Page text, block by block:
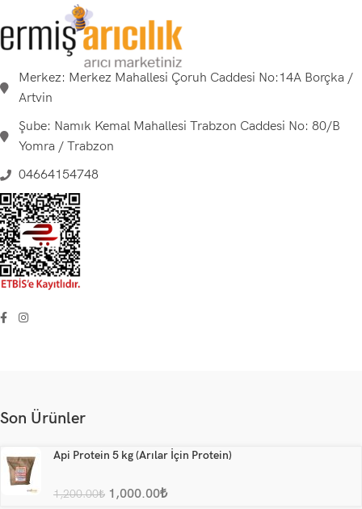
Merkez: Merkez Mahallesi Çoruh Caddesi No:14A Borçka /
Artvin
Şube: Namık Kemal Mahallesi Trabzon Caddesi No: 80/B
Yomra / Trabzon
04664154748
Son Ürünler
Api Protein 5 kg (Arılar İçin Protein)
1,200.00₺ 1,000.00₺